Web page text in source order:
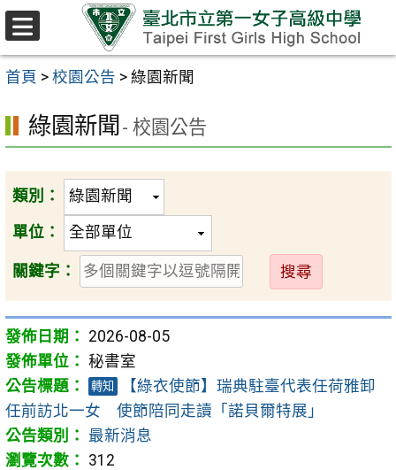
跳至主要內容區
首頁 > 校園公告 > 綠園新聞
綠園新聞 - 校園公告
類別：
單位：
關鍵字：
送
出
2026-08-05
秘書室
轉知
【綠衣使節】瑞典駐臺代表任荷雅卸
任前訪北一女 使節陪同走讀「諾貝爾特展」
最新消息
312
選
單